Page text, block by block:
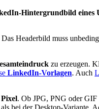
Hintergrundbild eines
Headerbild muss
zu erzeugen.
LinkedIn-Vorlagen. Auch
Pixel. Ob JPG, PNG oder GIF
als bei der Desktop-Variante.